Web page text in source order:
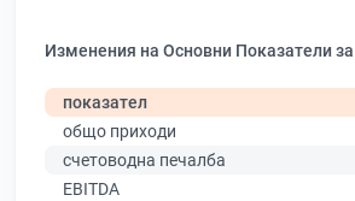
Изменения на Основни Показатели за
показател
общо приходи
счетоводна печалба
EBITDA